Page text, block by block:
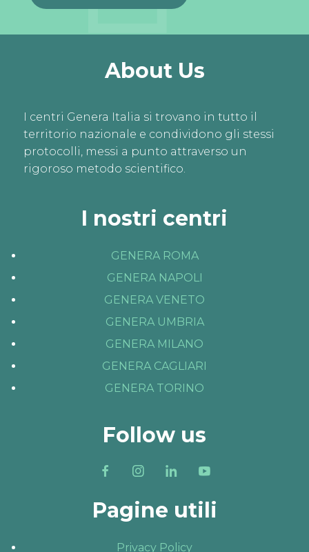
About Us
I centri Genera Italia si trovano in tutto il
territorio nazionale e condividono gli stessi
protocolli, messi a punto attraverso un
rigoroso metodo scientifico.
I nostri centri
GENERA ROMA
GENERA NAPOLI
GENERA VENETO
GENERA UMBRIA
GENERA MILANO
GENERA CAGLIARI
GENERA TORINO
Follow us
Pagine utili
Privacy Policy